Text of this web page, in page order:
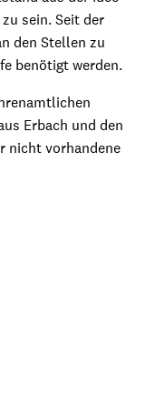
sein. Seit der
den Stellen zu
benötigt werden.
Erbach und den
nicht vorhandene